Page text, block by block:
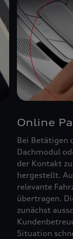
Online
Bei Betätigen
Dachmodul
der Kontakt
hergestellt.
relevante
übertragen.
zunächst
Situation